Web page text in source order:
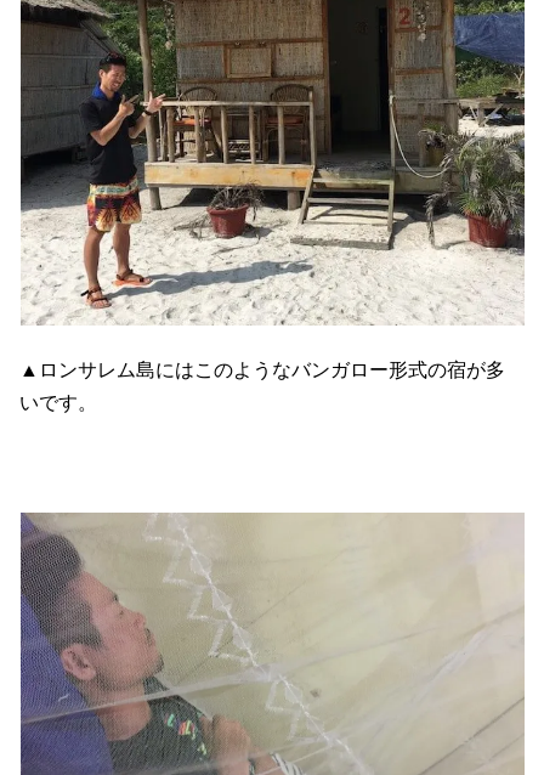
▲ロンサレム島にはこのようなバンガロー形式の宿が多
いです。